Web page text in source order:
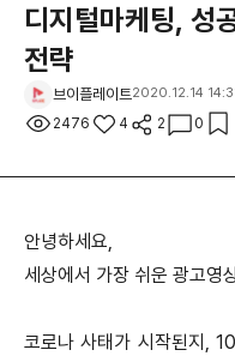
디지털마케팅, 성
전략
브이플레이트2020.12.14
2476 4 2 0
안녕하세요,
세상에서 가장 쉬운 광고영
코로나 사태가 시작된지,